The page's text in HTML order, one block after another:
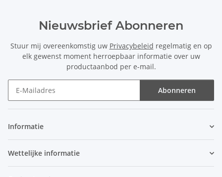
Nieuwsbrief Abonneren
Stuur mij overeenkomstig uw Privacybeleid regelmatig en op
elk gewenst moment herroepbaar informatie over uw
productaanbod per e-mail.
Abonneren
Informatie
Wettelijke informatie